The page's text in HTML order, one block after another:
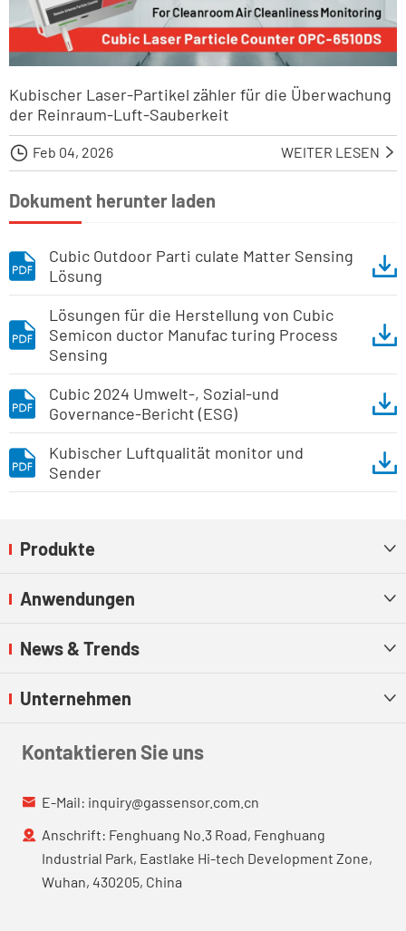
Kubischer Laser-Partikel zähler für die Überwachung
der Reinraum-Luft-Sauberkeit
 Feb 04, 2026 WEITER LESEN 
Dokument herunter laden
Cubic Outdoor Parti culate Matter Sensing
Lösung
Lösungen für die Herstellung von Cubic
Semicon ductor Manufac turing Process
Sensing
Cubic 2024 Umwelt-, Sozial-und
Governance-Bericht (ESG)
Kubischer Luftqualität monitor und
Sender
Produkte 
Anwendungen 
News & Trends 
Unternehmen 
Kontaktieren Sie uns
 E-Mail: inquiry@gassensor.com.cn
 Anschrift: Fenghuang No.3 Road, Fenghuang
Industrial Park, Eastlake Hi-tech Development Zone,
Wuhan, 430205, China